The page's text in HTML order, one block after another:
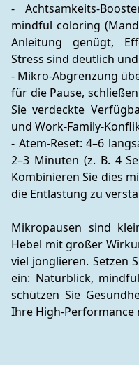
- Achtsamkeits-
mindful coloring
Anleitung genügt,
Stress sind deutlich
- Mikro-Abgrenzung
für die Pause,
Sie verdeckte
und Work-Family-
- Atem-Reset: 4–6
2–3 Minuten (z. B. 4
Kombinieren Sie dies
die Entlastung zu
Mikropausen sind
Hebel mit großer
viel jonglieren. Setzen
ein: Naturblick,
schützen Sie
Ihre High-Performance